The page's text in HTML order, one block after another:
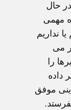
حال
مهمی
نداریم
می
را
داده
موفق